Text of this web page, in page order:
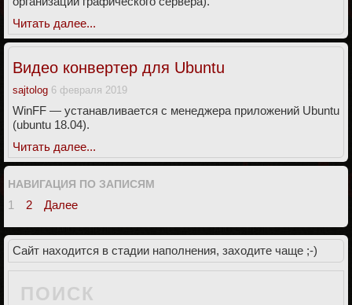
Читать далее...
Видео конвертер для Ubuntu
sajtolog 6 февраля 2019
WinFF — устанавливается с менеджера приложений Ubuntu
(ubuntu 18.04).
Читать далее...
НАВИГАЦИЯ ПО ЗАПИСЯМ
1 2 Далее
Сайт находится в стадии наполнения, заходите чаще ;-)
ПОИСК